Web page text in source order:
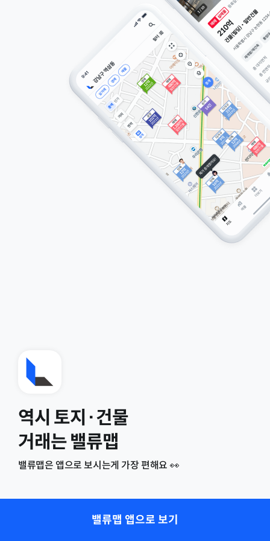
역시 토지·건물
거래는 밸류맵
밸류맵은 앱으로 보시는게 가장 편해요 👀
밸류맵 앱으로 보기